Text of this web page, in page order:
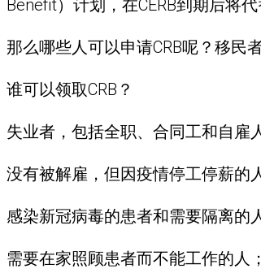
Benefit）计划，在CERB到期后将
那么哪些人可以申请CRB呢？移民
谁可以领取CRB？
失业者，包括全职、合同工和自雇
没有被解雇，但因疫情停工停薪的
感染新冠病毒的患者和需要隔离的
需要在家照顾患者而不能工作的人；